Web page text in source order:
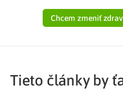
Chcem zmeniť
Tieto články by